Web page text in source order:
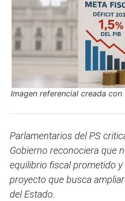
Imagen referencial creada
Parlamentarios del PS
Gobierno reconociera que
equilibrio fiscal prometido
proyecto que busca
del Estado.